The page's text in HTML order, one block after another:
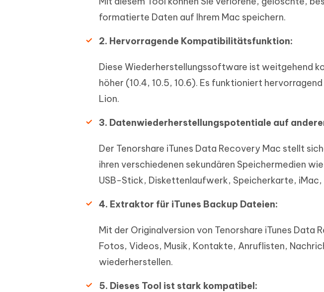
formatierte Daten auf Ihrem Mac speichern.
2. Hervorragende Kompatibilitätsfunktion:
Diese Wiederherstellungssoftware ist weitgehend
höher (10.4, 10.5, 10.6). Es funktioniert
Lion.
3. Datenwiederherstellungspotentiale auf
Der Tenorshare iTunes Data Recovery Mac stellt
ihren verschiedenen sekundären Speichermedien
USB-Stick, Diskettenlaufwerk, Speicherkarte,
4. Extraktor für iTunes Backup Dateien:
Mit der Originalversion von Tenorshare iTunes Data
Fotos, Videos, Musik, Kontakte, Anruflisten,
wiederherstellen.
5. Dieses Tool ist stark kompatibel: